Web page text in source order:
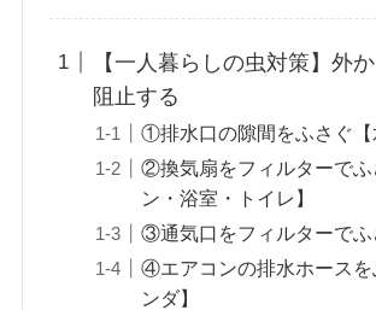
【一人暮らしの虫対策】外
阻止する
①排水口の隙間をふさぐ【
②換気扇をフィルターでふ
ン・浴室・トイレ】
③通気口をフィルターでふ
④エアコンの排水ホースを
ンダ】